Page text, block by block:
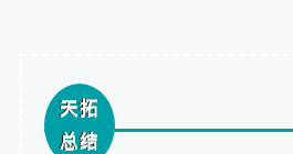
天拓
总结